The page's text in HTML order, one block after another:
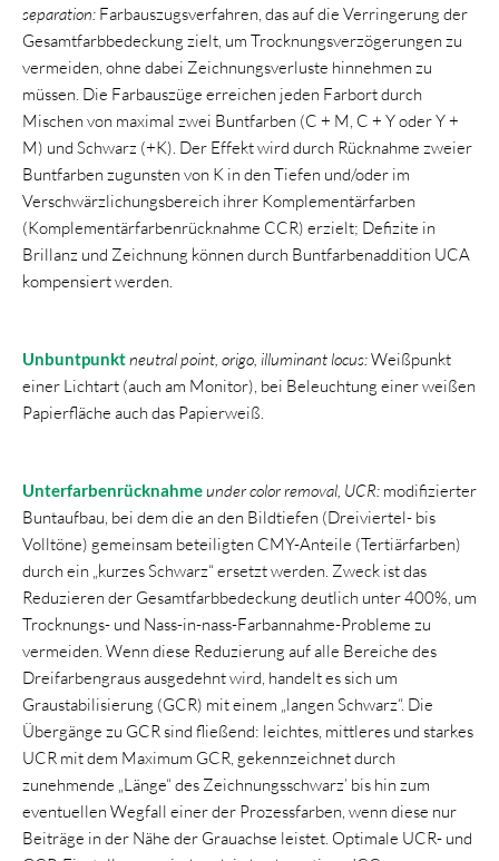
separation: Farbauszugsverfahren, das auf die Verringerung der
Gesamtfarbbedeckung zielt, um Trocknungsverzögerungen zu
vermeiden, ohne dabei Zeichnungsverluste hinnehmen zu
müssen. Die Farbauszüge erreichen jeden Farbort durch
Mischen von maximal zwei Buntfarben (C + M, C + Y oder Y +
M) und Schwarz (+K). Der Effekt wird durch Rücknahme zweier
Buntfarben zugunsten von K in den Tiefen und/oder im
Verschwärzlichungsbereich ihrer Komplementärfarben
(Komplementärfarbenrücknahme CCR) erzielt; Defizite in
Brillanz und Zeichnung können durch Buntfarbenaddition UCA
kompensiert werden.
Unbuntpunktneutral point, origo, illuminant locus:Weißpunkt
einer Lichtart (auch am Monitor), bei Beleuchtung einer weißen
Papierfläche auch das Papierweiß.
Unterfarbenrücknahmeunder color removal, UCR: modifizierter
Buntaufbau, bei dem die an den Bildtiefen (Dreiviertel- bis
Volltöne) gemeinsam beteiligten CMY-Anteile (Tertiärfarben)
durch ein „kurzes Schwarz“ ersetzt werden. Zweck ist das
Reduzieren der Gesamtfarbbedeckung deutlich unter 400%, um
Trocknungs- und Nass-in-nass-Farbannahme-Probleme zu
vermeiden. Wenn diese Reduzierung auf alle Bereiche des
Dreifarbengraus ausgedehnt wird, handelt es sich um
Graustabilisierung (GCR) mit einem „langen Schwarz“. Die
Übergänge zu GCR sind fließend: leichtes, mittleres und starkes
UCR mit dem Maximum GCR, gekennzeichnet durch
zunehmende „Länge“ des Zeichnungsschwarz’ bis hin zum
eventuellen Wegfall einer der Prozessfarben, wenn diese nur
Beiträge in der Nähe der Grauachse leistet. Optimale UCR- und